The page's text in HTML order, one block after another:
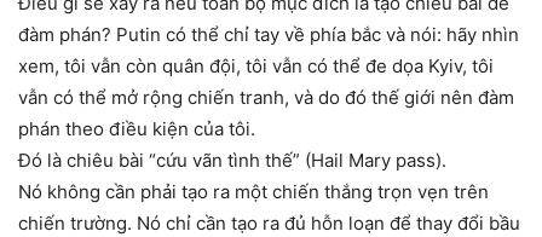
đàm phán? Putin có thể chỉ tay về phía bắc và nói: hãy nhìn
xem, tôi vẫn còn quân đội, tôi vẫn có thể đe dọa Kyiv, tôi
vẫn có thể mở rộng chiến tranh, và do đó thế giới nên đàm
phán theo điều kiện của tôi.
Đó là chiêu bài “cứu vãn tình thế” (Hail Mary pass).
Nó không cần phải tạo ra một chiến thắng trọn vẹn trên
chiến trường. Nó chỉ cần tạo ra đủ hỗn loạn để thay đổi bầu